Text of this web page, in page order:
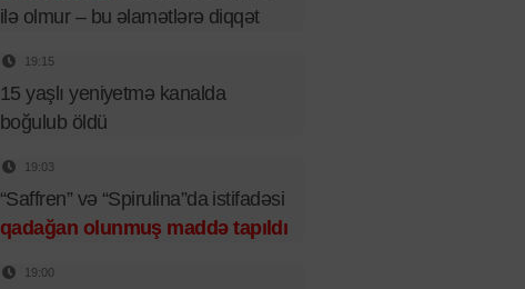
ilə olmur – bu əlamətlərə diqqət
19:15
15 yaşlı yeniyetmə kanalda
boğulub öldü
19:03
“Saffren” və “Spirulina”da istifadəsi
qadağan olunmuş maddə tapıldı
19:00